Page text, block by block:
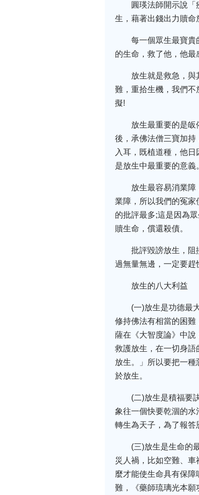
圓瑛法師開示說
生，藉著出錢出力贖命
每一個眾生最寶貴
的生命，救了他，他最
放生就是救急，
難，重拾生機，我們
擬!
放生最重要的是
後，承佛法僧三寶加
入耳，既植道種，他
是放生中最重要的意義
放生最容易消業
業障，所以我們的冤
的批評最多;這是因為
贖生命，償還殺債。
批評毀謗放生，阻
過無量無邊，一定要趕
放生的八大利益
(一)放生是功德最
修持佛法有相當的困
薩在《大智度論》中說
救護放生，在一切身
放生。」所以要把一
於放生。
(二)放生是積福要
象往一個快要乾涸的
轉生為天子，為了報答
(三)放生是生命的
災人禍，比如空難、
麼才能使生命具有保
難，《藥師琉璃光本